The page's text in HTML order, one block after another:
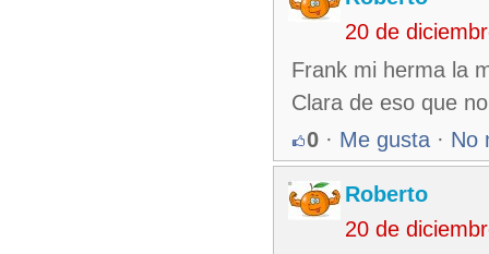
20 de
Frank mi herma la
Clara de eso que
0 · Me gusta · No
Roberto
20 de